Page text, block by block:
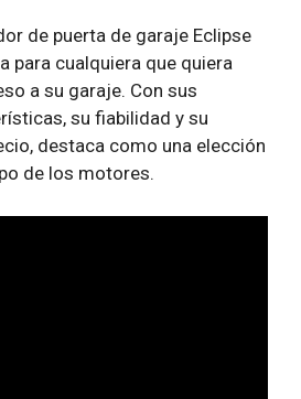
de puerta de garaje Eclipse
para cualquiera que quiera
a su garaje. Con sus
su fiabilidad y su
destaca como una elección
de los motores.